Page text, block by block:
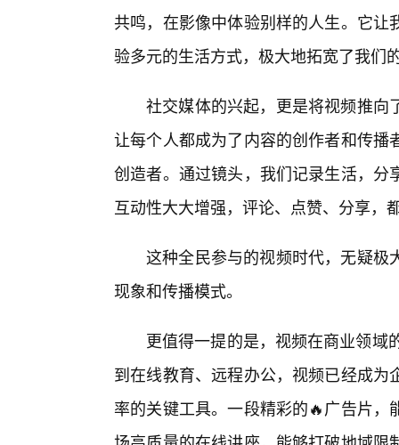
共鸣，在影像中体验别样的人生。它
验多元的生活方式，极大地拓宽了我们
社交媒体的兴起，更是将视频推向
让每个人都成为了内容的创作者和传
创造者。通过镜头，我们记录生活，
互动性大大增强，评论、点赞、分享，
这种全民参与的视频时代，无疑极
现象和传播模式。
更值得一提的是，视频在商业领
到在线教育、远程办公，视频已经成
率的关键工具。一段精彩的🔥广告片